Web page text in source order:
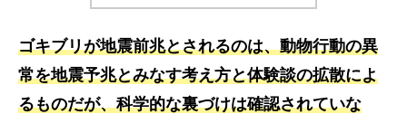
ゴキブリが地震前兆とされるのは、動物行動の異
常を地震予兆とみなす考え方と体験談の拡散によ
るものだが、科学的な裏づけは確認されていな